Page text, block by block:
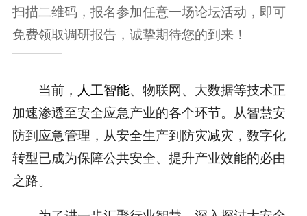
扫描二维码，报名参加任意一场论坛活动，即可
免费领取调研报告，诚挚期待您的到来！
当前， 人工智能、物联网、大数据等技术正
加速渗透至安全应急产业的各个环节。从智慧安
防到应急管理，从安全生产到防灾减灾，数字化
转型已成为保障公共安全、提升产业效能的必由
之路。